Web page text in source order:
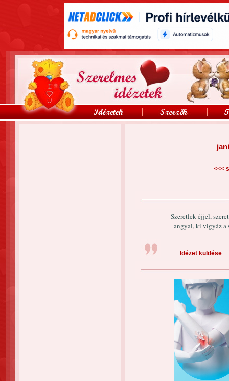
<<<
Szeretlek éjjel,
angyal, ki vigyáz a
Idézet küldése